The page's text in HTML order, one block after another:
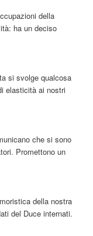
della
ha un deciso
si svolge qualcosa
elasticità ai nostri
che si sono
Promettono un
della nostra
del Duce internati.